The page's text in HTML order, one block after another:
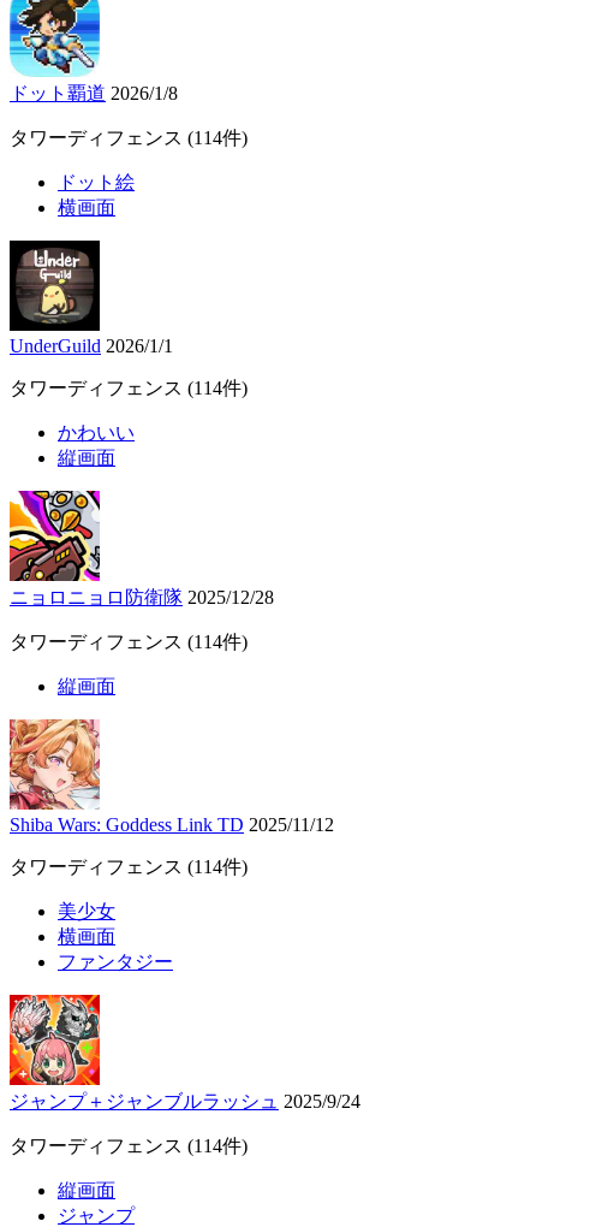
ドット覇道 2026/1/8
タワーディフェンス (114件)
ドット絵
横画面
UnderGuild 2026/1/1
タワーディフェンス (114件)
かわいい
縦画面
ニョロニョロ防衛隊 2025/12/28
タワーディフェンス (114件)
縦画面
Shiba Wars: Goddess Link TD 2025/11/12
タワーディフェンス (114件)
美少女
横画面
ファンタジー
ジャンプ＋ジャンブルラッシュ 2025/9/24
タワーディフェンス (114件)
縦画面
ジャンプ